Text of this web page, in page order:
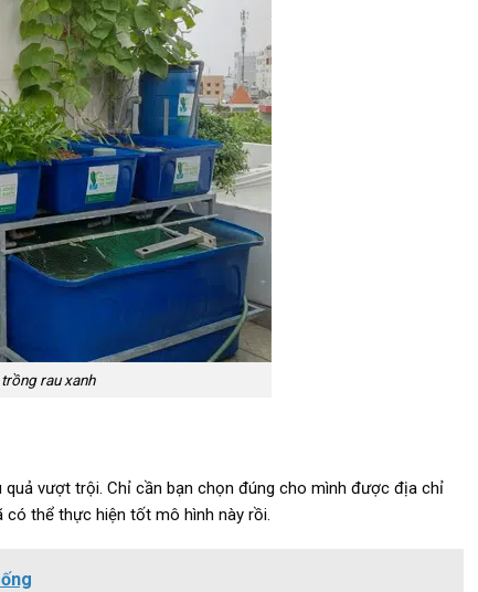
rau xanh
vượt trội. Chỉ cần bạn chọn đúng cho mình được địa chỉ
thể thực hiện tốt mô hình này rồi.